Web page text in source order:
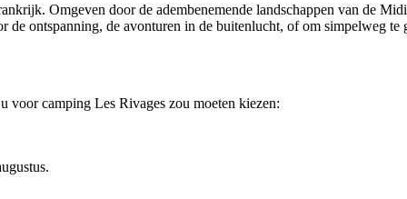
Omgeven door de adembenemende landschappen van de
ontspanning, de avonturen in de buitenlucht, of om simpelweg te
voor camping Les Rivages zou moeten kiezen: